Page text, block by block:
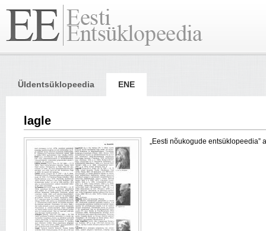
Üldentsüklopeedia ENE
lagle
„Eesti nõukogude entsüklopeedia”